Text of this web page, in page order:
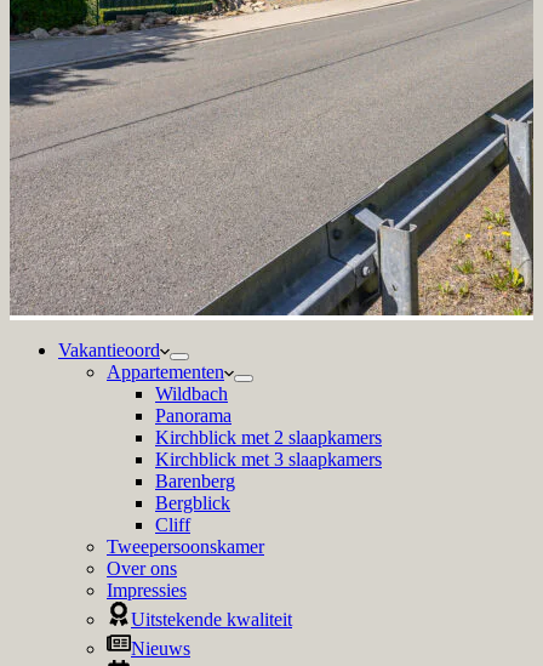
Vakantieoord
Appartementen
Wildbach
Panorama
Kirchblick met 2 slaapkamers
Kirchblick met 3 slaapkamers
Barenberg
Bergblick
Cliff
Tweepersoonskamer
Over ons
Impressies
Uitstekende kwaliteit
Nieuws